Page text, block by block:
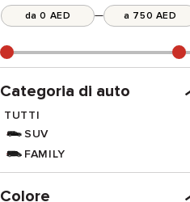
—
Categoria di auto
TUTTI
SUV
FAMILY
Colore